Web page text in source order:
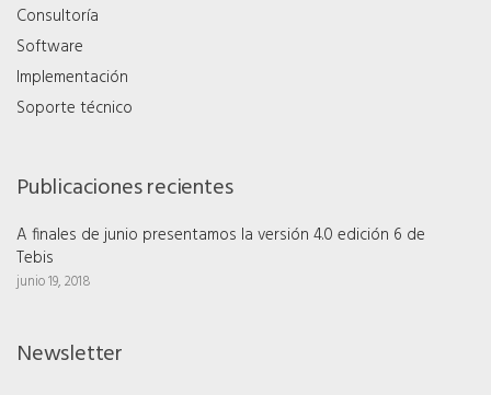
Consultoría
Software
Implementación
Soporte técnico
Publicaciones recientes
A finales de junio presentamos la versión 4.0 edición 6 de
Tebis
junio 19, 2018
Newsletter